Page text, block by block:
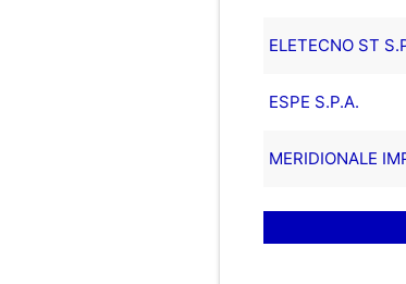
ELETECNO ST
ESPE S.P.A.
MERIDIONALE